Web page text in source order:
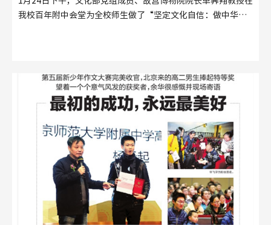
我校百年附中会堂为全校师生做了“坚定文化自信：做中华传